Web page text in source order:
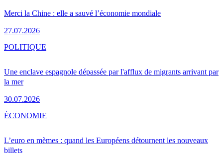
Merci la Chine : elle a sauvé l’économie mondiale
27.07.2026
Une enclave espagnole dépassée par l'afflux de migrants arrivant par
la mer
30.07.2026
POLITIQUE
L’euro en mèmes : quand les Européens détournent les nouveaux
billets
ÉCONOMIE